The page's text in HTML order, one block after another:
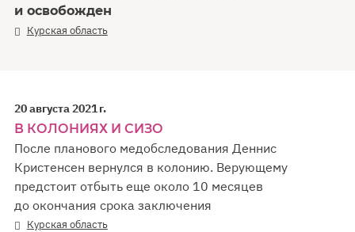
и освобожден
Курская область
20 августа 2021 г.
В КОЛОНИЯХ И СИЗО
После планового медобследования Деннис
Кристенсен вернулся в колонию. Верующему
предстоит отбыть еще около 10 месяцев
до окончания срока заключения
Курская область